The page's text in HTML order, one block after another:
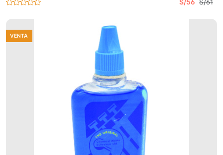
S/56 S/61
VENTA